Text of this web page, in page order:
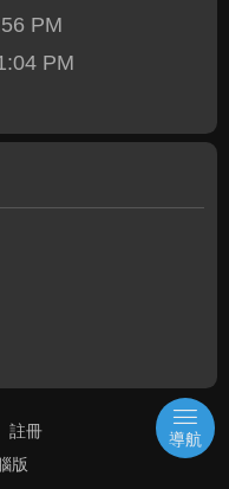
PM
PM
註冊
版
導航